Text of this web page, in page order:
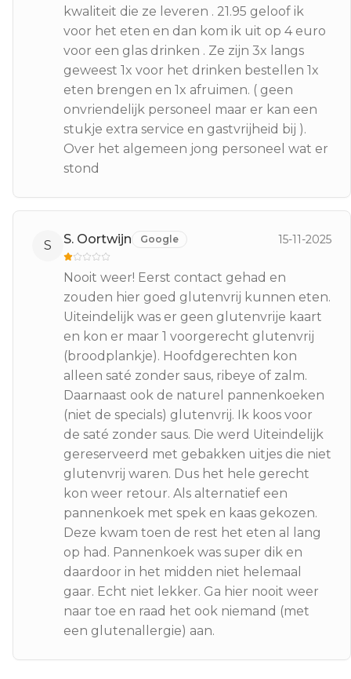
kwaliteit die ze leveren . 21.95 geloof ik
voor het eten en dan kom ik uit op 4 euro
voor een glas drinken . Ze zijn 3x langs
geweest 1x voor het drinken bestellen 1x
eten brengen en 1x afruimen. ( geen
onvriendelijk personeel maar er kan een
stukje extra service en gastvrijheid bij ).
Over het algemeen jong personeel wat er
stond
S S. Oortwijn Google 15-11-2025
Nooit weer! Eerst contact gehad en
zouden hier goed glutenvrij kunnen eten.
Uiteindelijk was er geen glutenvrije kaart
en kon er maar 1 voorgerecht glutenvrij
(broodplankje). Hoofdgerechten kon
alleen saté zonder saus, ribeye of zalm.
Daarnaast ook de naturel pannenkoeken
(niet de specials) glutenvrij. Ik koos voor
de saté zonder saus. Die werd Uiteindelijk
gereserveerd met gebakken uitjes die niet
glutenvrij waren. Dus het hele gerecht
kon weer retour. Als alternatief een
pannenkoek met spek en kaas gekozen.
Deze kwam toen de rest het eten al lang
op had. Pannenkoek was super dik en
daardoor in het midden niet helemaal
gaar. Echt niet lekker. Ga hier nooit weer
naar toe en raad het ook niemand (met
een glutenallergie) aan.